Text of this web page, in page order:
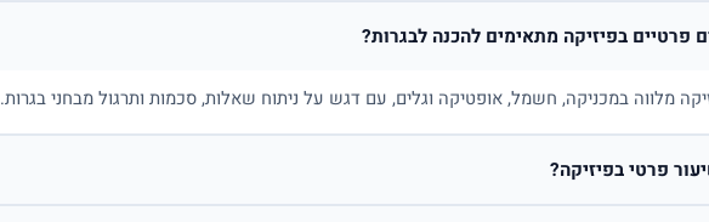
פרטיים בפיזיקה מתאימים להכנה לבגרות?
מלווה במכניקה, חשמל, אופטיקה וגלים, עם דגש על ניתוח שאלות, סכמות ותרגול מבחני בגרות.
פרטי בפיזיקה?